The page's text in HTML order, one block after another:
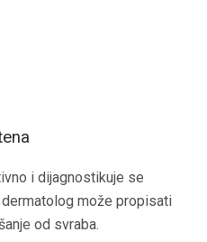
i dijagnostikuje se
može propisati
od svraba.